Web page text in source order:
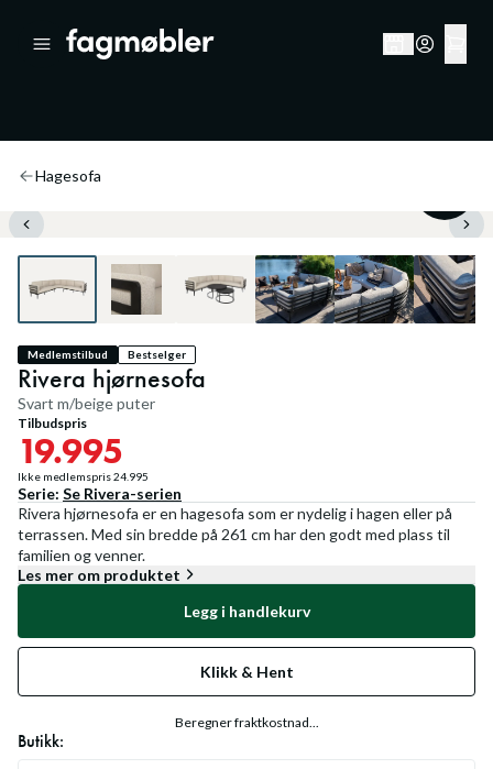
Hagesofa
Medlemstilbud Bestselger
Rivera hjørnesofa
Svart m/beige puter
Tilbudspris
19.995
Ikke medlemspris24.995
Serie: Se Rivera-serien
Rivera hjørnesofa er en hagesofa som er nydelig i hagen eller på
terrassen. Med sin bredde på 261 cm har den godt med plass til
familien og venner.
Les mer om produktet
Legg i handlekurv
Klikk & Hent
Beregner fraktkostnad...
Butikk: